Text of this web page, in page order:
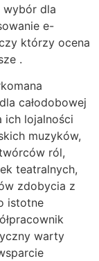
wybór dla
e-
którzy ocena
.
całodobowej
ich lojalności
muzyków,
ról,
teatralnych,
zdobycia z
istotne
warty